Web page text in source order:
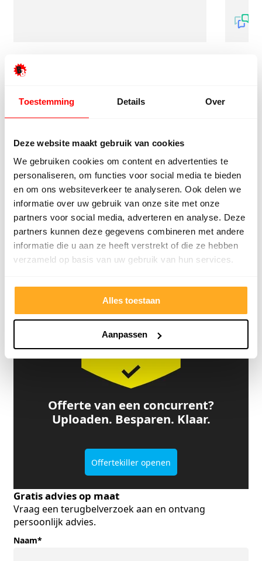
Toestemming Details Over
Deze website maakt gebruik van cookies
We gebruiken cookies om content en advertenties te
personaliseren, om functies voor social media te bieden
en om ons websiteverkeer te analyseren. Ook delen we
informatie over uw gebruik van onze site met onze
partners voor social media, adverteren en analyse. Deze
partners kunnen deze gegevens combineren met andere
informatie die u aan ze heeft verstrekt of die ze hebben
verzameld op basis van uw gebruik van hun services.
Alles toestaan
Aanpassen
4.8/5 24.553 reviews
Bekijk klantverhalen
Offerte van een concurrent?
Uploaden. Besparen. Klaar.
Offertekiller openen
Gratis advies op maat
Vraag een terugbelverzoek aan en ontvang
persoonlijk advies.
Naam*